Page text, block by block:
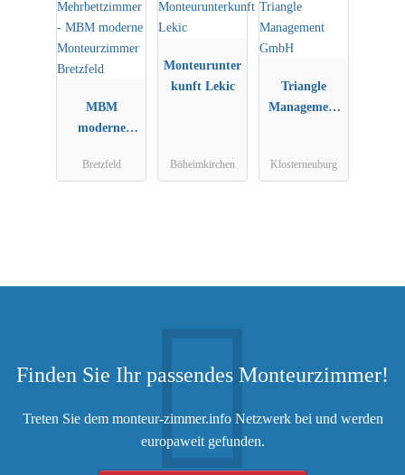
MBM
moderne
er Bretzfeld
Bretzfeld
Monteurunter
kunft Lekic
Böheimkirchen
Triangle
Management
Klosterneuburg
Finden Sie Ihr passendes Monteurzimmer!
Treten Sie dem monteur-zimmer.info Netzwerk bei und werden
europaweit gefunden.